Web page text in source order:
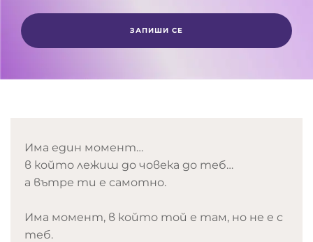
ЗАПИШИ СЕ
Има един момент…
в който лежиш до човека до теб…
а вътре ти е самотно.
Има момент, в който той е там, но не е с
теб.